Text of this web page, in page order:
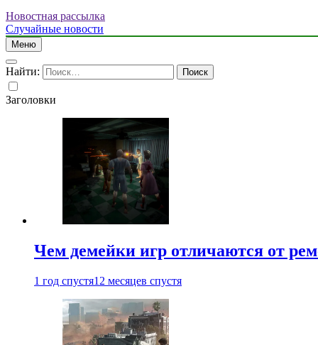
Новостная рассылка
Случайные новости
Меню
Найти:
Заголовки
Чем демейки игр отличаются от
1 год спустя12 месяцев спустя